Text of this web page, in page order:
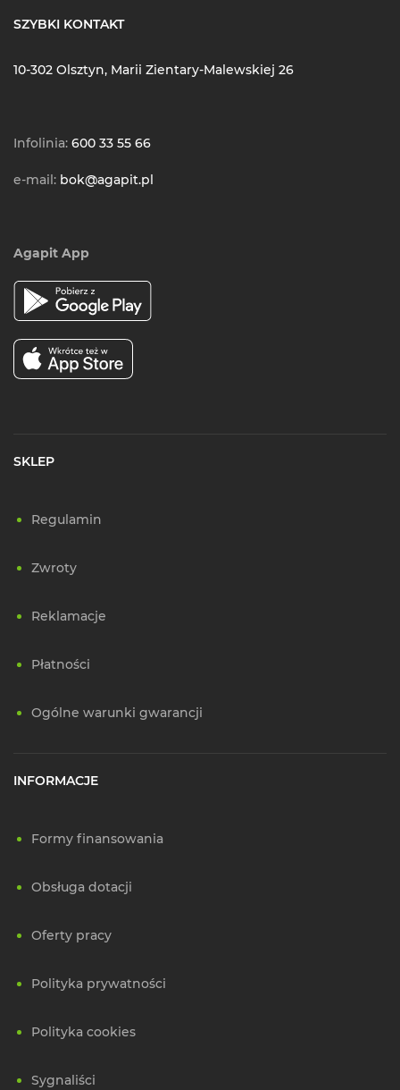
SZYBKI KONTAKT
10-302 Olsztyn, Marii Zientary-Malewskiej 26
Infolinia: 600 33 55 66
e-mail: bok@agapit.pl
Agapit App
SKLEP
Regulamin
Zwroty
Reklamacje
Płatności
Ogólne warunki gwarancji
INFORMACJE
Formy finansowania
Obsługa dotacji
Oferty pracy
Polityka prywatności
Polityka cookies
Sygnaliści